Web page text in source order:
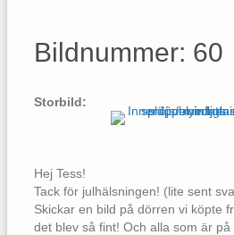
Bildnummer: 60
Storbild:
Hej Tess!
Tack för julhälsningen! (lite sent
Skickar en bild på dörren vi köpte
det blev så fint! Och alla som är